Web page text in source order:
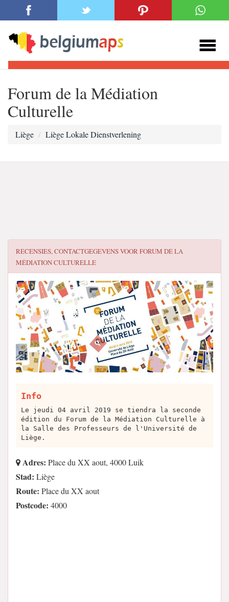
Forum de la Médiation
Culturelle
Liège Liège Lokale Dienstverlening
RECENSIES, CONTACTGEGEVENS VOORFORUM DE LA
MÉDIATION CULTURELLE
Info
Le jeudi 04 avril 2019 se tiendra la seconde
édition du Forum de la Médiation Culturelle à
la Salle des Professeurs de l'Université de
Liège.
Adres: Place du XX aout, 4000 Luik
Stad: Liège
Route: Place du XX aout
Postcode: 4000